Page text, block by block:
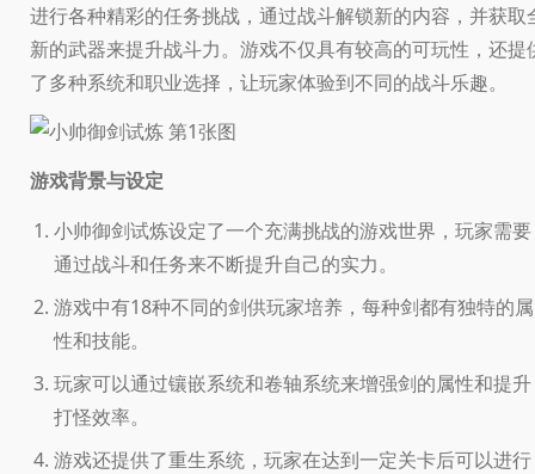
进行各种精彩的任务挑战，通过战斗解锁新的内容，并获取
新的武器来提升战斗力。游戏不仅具有较高的可玩性，还提
了多种系统和职业选择，让玩家体验到不同的战斗乐趣。
游戏背景与设定
小帅御剑试炼设定了一个充满挑战的游戏世界，玩家需要
通过战斗和任务来不断提升自己的实力。
游戏中有18种不同的剑供玩家培养，每种剑都有独特的属
性和技能。
玩家可以通过镶嵌系统和卷轴系统来增强剑的属性和提升
打怪效率。
游戏还提供了重生系统，玩家在达到一定关卡后可以进行